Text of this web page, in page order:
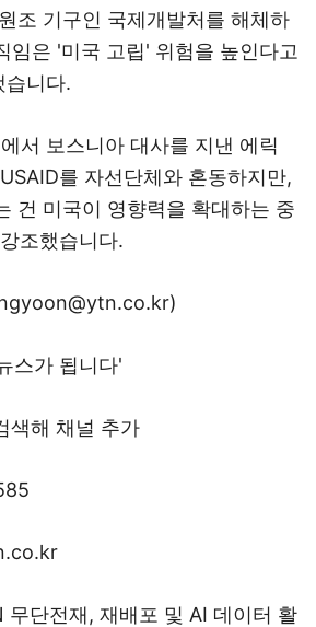
조 기구인 국제개발처를 해체하
임은 '미국 고립' 위험을 높인다고
습니다.
서 보스니아 대사를 지낸 에릭
를 자선단체와 혼동하지만,
건 미국이 영향력을 확대하는 중
조했습니다.
스가 됩니다'
색해 채널 추가
단전재, 재배포 및 AI 데이터 활